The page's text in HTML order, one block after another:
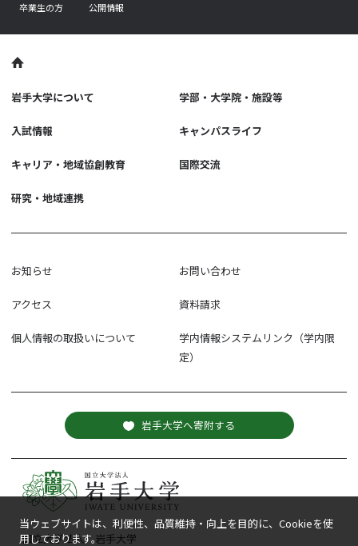
卒業生の方
公開情報
国立大学法人 岩手大学
岩手大学について 学部・大学院・施設等
入試情報 キャンパスライフ
キャリア・地域協創教育 国際交流
研究・地域連携
お知らせ お問い合わせ
アクセス 資料請求
個人情報の取扱いについて
学内情報システムリンク（学内限
定）
岩手大学へ寄附する
当ウェブサイトは、利便性、品質維持・向上を目的に、Cookieを使
用しております。